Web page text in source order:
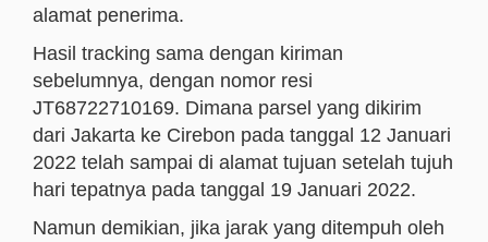
alamat penerima.
Hasil tracking sama dengan kiriman
sebelumnya, dengan nomor resi
JT68722710169. Dimana parsel yang dikirim
dari Jakarta ke Cirebon pada tanggal 12 Januari
2022 telah sampai di alamat tujuan setelah tujuh
hari tepatnya pada tanggal 19 Januari 2022.
Namun demikian, jika jarak yang ditempuh oleh